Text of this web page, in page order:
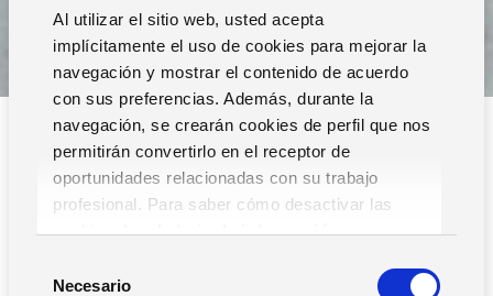
Al utilizar el sitio web, usted acepta
implícitamente el uso de cookies para mejorar la
navegación y mostrar el contenido de acuerdo
con sus preferencias. Además, durante la
navegación, se crearán cookies de perfil que nos
permitirán convertirlo en el receptor de
oportunidades relacionadas con su trabajo
profesional. Para saber cómo desactivar las
cookies,Lea la hoja de información.
Necesario